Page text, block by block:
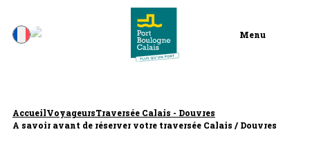
Menu
AccueilVoyageursTraversée Calais - Douvres
A savoir avant de réserver votre traversée Calais / Douvres